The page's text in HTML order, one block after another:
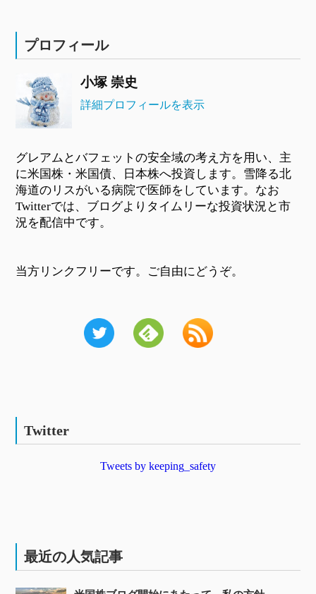
プロフィール
小塚 崇史
詳細プロフィールを表示
グレアムとバフェットの安全域の考え方を用い、主
に米国株・米国債、日本株へ投資します。雪降る北
海道のリスがいる病院で医師をしています。なお
Twitterでは、ブログよりタイムリーな投資状況と市
況を配信中です。
当方リンクフリーです。ご自由にどうぞ。
Twitter
Tweets by keeping_safety
最近の人気記事